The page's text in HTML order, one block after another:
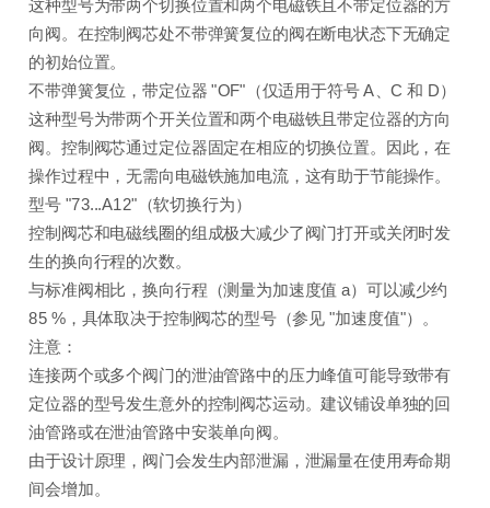
这种型号为带两个切换位置和两个电磁铁且不带定位器的方
向阀。在控制阀芯处不带弹簧复位的阀在断电状态下无确定
的初始位置。
不带弹簧复位，带定位器 "OF"（仅适用于符号 A、C 和 D）
这种型号为带两个开关位置和两个电磁铁且带定位器的方向
阀。控制阀芯通过定位器固定在相应的切换位置。因此，在
操作过程中，无需向电磁铁施加电流，这有助于节能操作。
型号 "73...A12"（软切换行为）
控制阀芯和电磁线圈的组成极大减少了阀门打开或关闭时发
生的换向行程的次数。
与标准阀相比，换向行程（测量为加速度值 a）可以减少约
85 %，具体取决于控制阀芯的型号（参见 "加速度值"）。
注意：
连接两个或多个阀门的泄油管路中的压力峰值可能导致带有
定位器的型号发生意外的控制阀芯运动。建议铺设单独的回
油管路或在泄油管路中安装单向阀。
由于设计原理，阀门会发生内部泄漏，泄漏量在使用寿命期
间会增加。